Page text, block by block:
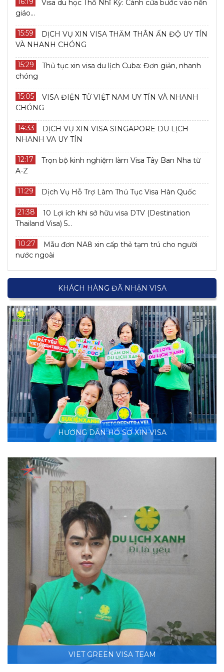
Visa du học Thổ Nhĩ Kỳ: Cánh cửa bước vào nền
giáo...
15:59
DỊCH VỤ XIN VISA THĂM THÂN ẤN ĐỘ UY TÍN
VÀ NHANH CHÓNG
15:29
Thủ tục xin visa du lịch Cuba: Đơn giản, nhanh
chóng
15:05
VISA ĐIỆN TỬ VIỆT NAM UY TÍN VÀ NHANH
CHÓNG
14:33
DỊCH VỤ XIN VISA SINGAPORE DU LỊCH
NHANH VA UY TÍN
12:17
Trọn bộ kinh nghiệm làm Visa Tây Ban Nha từ
A-Z
11:29 Dịch Vụ Hỗ Trợ Làm Thủ Tục Visa Hàn Quốc
21:38
10 Lợi ích khi sở hữu visa DTV (Destination
Thailand Visa) 5...
10:27
Mẫu đơn NA8 xin cấp thẻ tạm trú cho người
nước ngoài
KHÁCH HÀNG ĐÃ NHẬN VISA
HƯỚNG DẪN HỒ SƠ XIN VISA
VIET GREEN VISA TEAM